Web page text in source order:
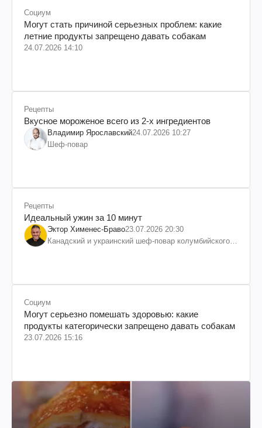
Социум
Могут стать причиной серьезных проблем: какие
летние продукты запрещено давать собакам
24.07.2026 14:10
Рецепты
Вкусное мороженое всего из 2-х ингредиентов
Владимир Ярославский24.07.2026 10:27
Шеф-повар
Рецепты
Идеальный ужин за 10 минут
Эктор Хименес-Браво23.07.2026 20:30
Канадский и украинский шеф-повар колумбийского
Социум
Могут серьезно помешать здоровью: какие
продукты категорически запрещено давать собакам
23.07.2026 15:16